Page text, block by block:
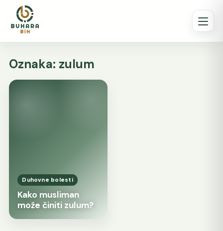
Oznaka: zulum
Duhovne bolesti
Kako musliman
može činiti zulum?